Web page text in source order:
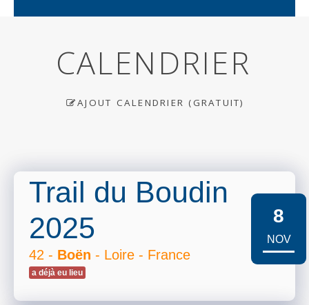
CALENDRIER
AJOUT CALENDRIER (GRATUIT)
Trail du Boudin
2025
42 - Boën - Loire - France
a déjà eu lieu
8
NOV